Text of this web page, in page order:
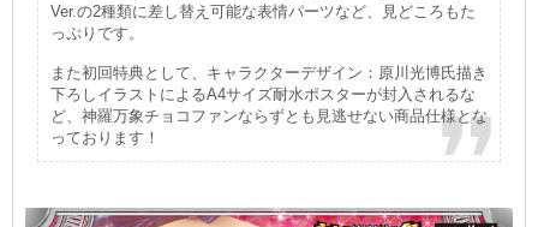
Ver.の2種類に差し替え可能な表情パーツなど、見どころもた
っぷりです。
また初回特典として、キャラクターデザイン：原川光博氏描き
下ろしイラストによるA4サイズ耐水ポスターが封入されるな
ど、神羅万象チョコファンならずとも見逃せない商品仕様とな
っております！